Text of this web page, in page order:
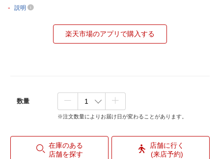
- 説明
楽天市場のアプリで購入する
数量
※注文数量によりお届け日が変わることがあります。
在庫のある
店舗を探す
店舗に行く
(来店予約)